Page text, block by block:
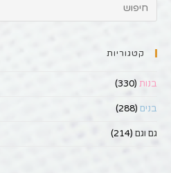
קטגוריות
בנות (330)
בנים (288)
גם וגם (214)